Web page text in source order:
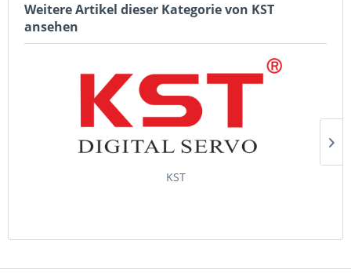
Weitere Artikel dieser Kategorie von KST
ansehen
KST